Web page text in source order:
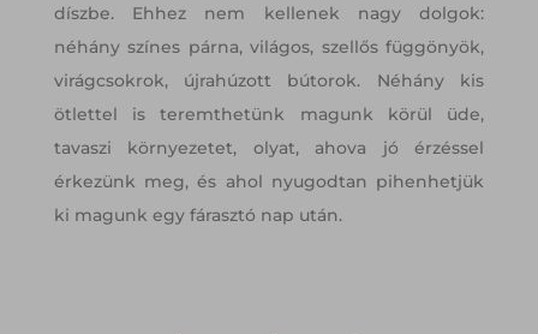
díszbe. Ehhez nem kellenek nagy dolgok:
néhány színes párna, világos, szellős függönyök,
virágcsokrok, újrahúzott bútorok. Néhány kis
ötlettel is teremthetünk magunk körül üde,
tavaszi környezetet, olyat, ahova jó érzéssel
érkezünk meg, és ahol nyugodtan pihenhetjük
ki magunk egy fárasztó nap után.